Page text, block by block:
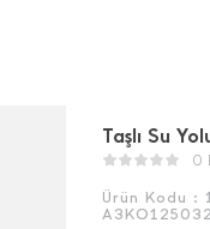
Taşlı Su
0
Ürün Kodu :